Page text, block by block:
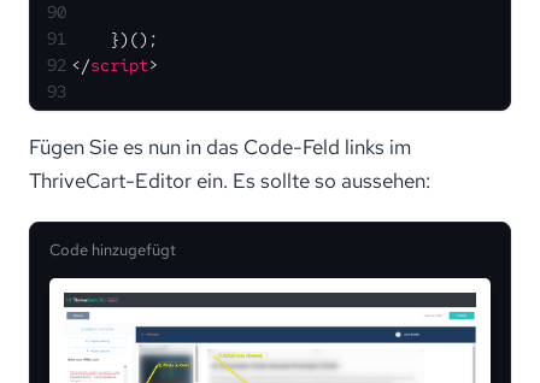
90
91
    })();
92 </script>
93
Fügen Sie es nun in das Code-Feld links im
ThriveCart-Editor ein. Es sollte so aussehen:
Code hinzugefügt